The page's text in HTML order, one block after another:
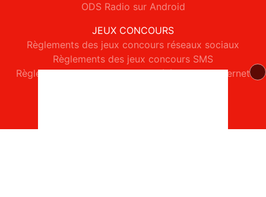
ODS Radio sur Android
JEUX CONCOURS
Règlements des jeux concours réseaux sociaux
Règlements des jeux concours SMS
Règlements des jeux concours téléphone et internet